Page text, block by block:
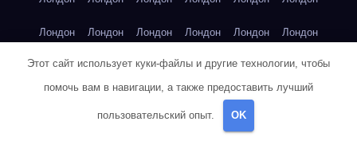
Лондон Лондон Лондон Лондон Лондон Лондон
Лондон Лондон Лондон Лондон Лос-Анджелес
Лос-Анджелес
Лос-Анджелес
Этот сайт использует куки-файлы и другие технологии, чтобы
помочь вам в навигации, а также предоставить лучший
пользовательский опыт. OK